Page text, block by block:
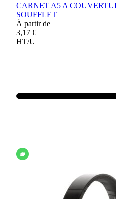
CARNET A5 A
SOUFFLET
À partir de
3,17 €
HT/U